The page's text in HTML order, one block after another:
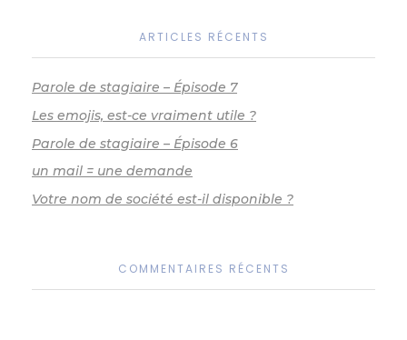
ARTICLES RÉCENTS
Parole de stagiaire – Épisode 7
Les emojis, est-ce vraiment utile ?
Parole de stagiaire – Épisode 6
un mail = une demande
Votre nom de société est-il disponible ?
COMMENTAIRES RÉCENTS